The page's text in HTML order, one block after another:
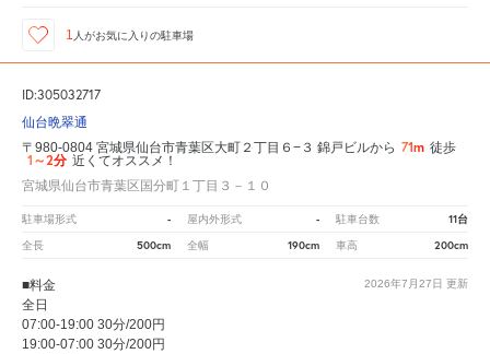
1 人がお気に入りの駐車場
ID:305032717
仙台晩翠通
〒980-0804 宮城県仙台市青葉区大町２丁目６−３ 錦戸ビルから 71m 徒歩
1～2分 近くてオススメ！
宮城県仙台市青葉区国分町１丁目３－１０
駐車場形式 - 屋内外形式 - 駐車台数 11台
全長 500cm 全幅 190cm 車高 200cm
2026年7月27日 更新
■料金
全日
07:00-19:00 30分/200円
19:00-07:00 30分/200円